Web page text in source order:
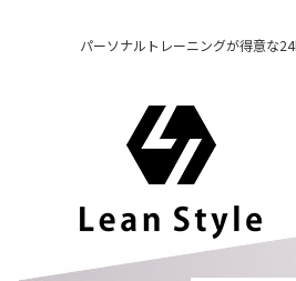
パーソナルトレーニングが得意な